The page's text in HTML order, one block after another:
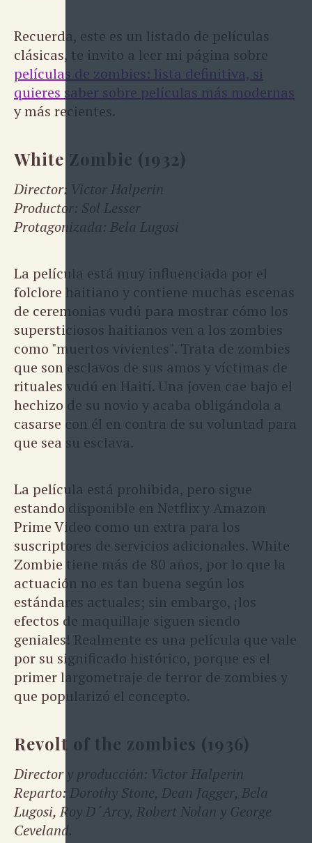
Recuerda, este es un listado de películas
clásicas, te invito a leer mi página sobre
películas de zombies: lista definitiva, si
quieres saber sobre películas más modernas
y más recientes.
White Zombie (1932)
Director: Victor Halperin
Productor: Sol Lesser
Protagonizada: Bela Lugosi
La película está muy influenciada por el
folclore haitiano y contiene muchas escenas
de ceremonias vudú para mostrar cómo los
supersticiosos haitianos ven a los zombies
como "muertos vivientes". Trata de zombies
que son esclavos de sus amos y víctimas de
rituales vudú en Haití. Una joven cae bajo el
hechizo de su novio y acaba obligándola a
casarse con él en contra de su voluntad para
que sea su esclava.
La película está prohibida, pero sigue
estando disponible en Netflix y Amazon
Prime Video como un extra para los
suscriptores de servicios adicionales. White
Zombie tiene más de 80 años, por lo que la
actuación no es tan buena según los
estándares actuales; sin embargo, ¡los
efectos de maquillaje siguen siendo
geniales! Realmente es una película que vale
por su significado histórico, porque es el
primer largometraje de terror de zombies y
que popularizó el concepto.
Revolt of the zombies (1936)
Director y producción: Victor Halperin
Reparto: Dorothy Stone, Dean Jagger, Bela
Lugosi, Roy D´Arcy, Robert Nolan y George
Ceveland.